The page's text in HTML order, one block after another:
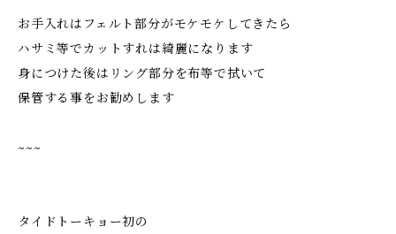
お手入れはフェルト部分がモケモケしてきたら
ハサミ等でカットすれは綺麗になります
身につけた後はリング部分を布等で拭いて
保管する事をお勧めします
~~~
タイドトーキョー初の